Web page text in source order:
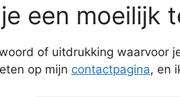
een moeilijk
of uitdrukking waarvoor
op mijn contactpagina, en